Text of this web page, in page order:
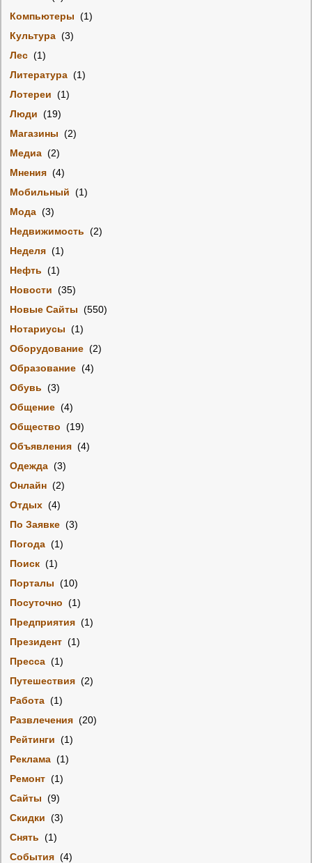
Компьютеры (1)
Культура (3)
Лес (1)
Литература (1)
Лотереи (1)
Люди (19)
Магазины (2)
Медиа (2)
Мнения (4)
Мобильный (1)
Мода (3)
Недвижимость (2)
Неделя (1)
Нефть (1)
Новости (35)
Новые Сайты (550)
Нотариусы (1)
Оборудование (2)
Образование (4)
Обувь (3)
Общение (4)
Общество (19)
Объявления (4)
Одежда (3)
Онлайн (2)
Отдых (4)
По Заявке (3)
Погода (1)
Поиск (1)
Порталы (10)
Посуточно (1)
Предприятия (1)
Президент (1)
Пресса (1)
Путешествия (2)
Работа (1)
Развлечения (20)
Рейтинги (1)
Реклама (1)
Ремонт (1)
Сайты (9)
Скидки (3)
Снять (1)
События (4)